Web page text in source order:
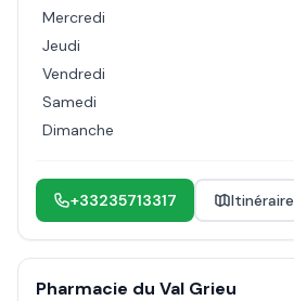
Mercredi
Jeudi
Vendredi
Samedi
Dimanche
+33235713317 Itinéraire
Pharmacie du Val Grieu